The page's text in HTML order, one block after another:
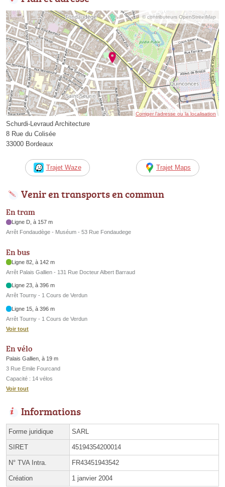
© contributeurs OpenStreetMap
Corriger l’adresse ou la localisation
Schurdi-Levraud Architecture
8 Rue du Colisée
33000 Bordeaux
Trajet Waze Trajet Maps
Venir en transports en commun
En tram
Ligne D, à 157 m
Arrêt Fondaudège - Muséum - 53 Rue Fondaudege
En bus
Ligne 82, à 142 m
Arrêt Palais Gallien - 131 Rue Docteur Albert Barraud
Ligne 23, à 396 m
Arrêt Tourny - 1 Cours de Verdun
Ligne 15, à 396 m
Arrêt Tourny - 1 Cours de Verdun
Voir tout
En vélo
Palais Gallien, à 19 m
3 Rue Emile Fourcand
Capacité : 14 vélos
Voir tout
Informations
Forme juridique SARL
SIRET 45194354200014
N° TVA Intra. FR43451943542
Création 1 janvier 2004